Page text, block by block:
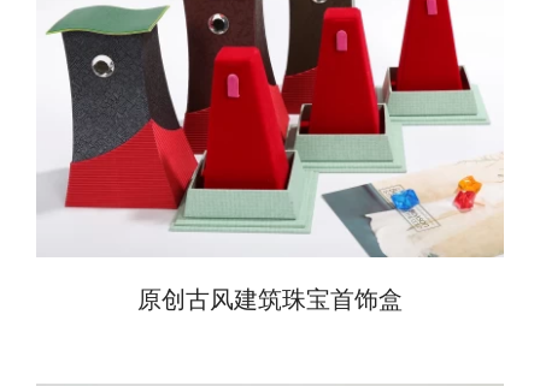
原创古风建筑珠宝首饰盒